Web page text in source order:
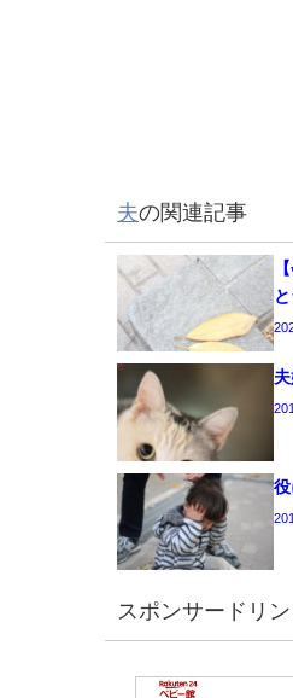
夫の関連記事
スポンサードリン